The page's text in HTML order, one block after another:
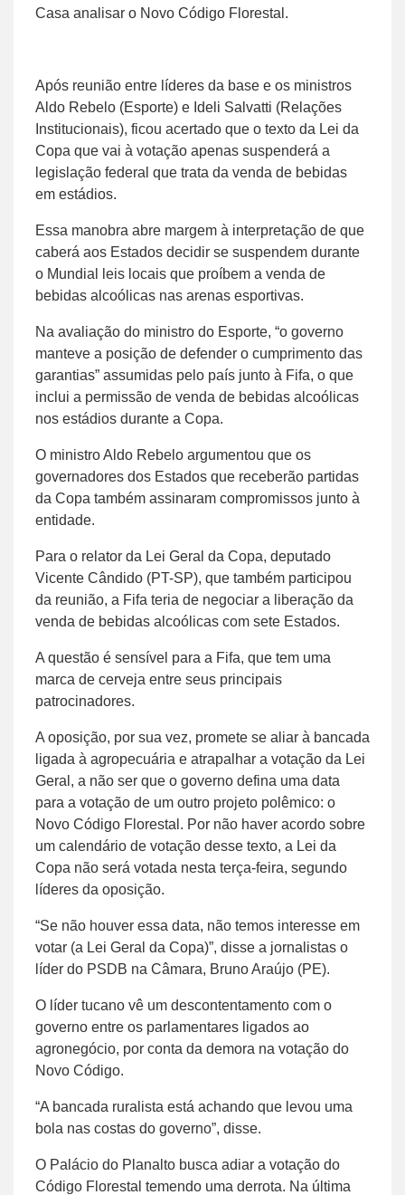
Casa analisar o Novo Código Florestal.
Após reunião entre líderes da base e os ministros
Aldo Rebelo (Esporte) e Ideli Salvatti (Relações
Institucionais), ficou acertado que o texto da Lei da
Copa que vai à votação apenas suspenderá a
legislação federal que trata da venda de bebidas
em estádios.
Essa manobra abre margem à interpretação de que
caberá aos Estados decidir se suspendem durante
o Mundial leis locais que proíbem a venda de
bebidas alcoólicas nas arenas esportivas.
Na avaliação do ministro do Esporte, “o governo
manteve a posição de defender o cumprimento das
garantias” assumidas pelo país junto à Fifa, o que
inclui a permissão de venda de bebidas alcoólicas
nos estádios durante a Copa.
O ministro Aldo Rebelo argumentou que os
governadores dos Estados que receberão partidas
da Copa também assinaram compromissos junto à
entidade.
Para o relator da Lei Geral da Copa, deputado
Vicente Cândido (PT-SP), que também participou
da reunião, a Fifa teria de negociar a liberação da
venda de bebidas alcoólicas com sete Estados.
A questão é sensível para a Fifa, que tem uma
marca de cerveja entre seus principais
patrocinadores.
A oposição, por sua vez, promete se aliar à bancada
ligada à agropecuária e atrapalhar a votação da Lei
Geral, a não ser que o governo defina uma data
para a votação de um outro projeto polêmico: o
Novo Código Florestal. Por não haver acordo sobre
um calendário de votação desse texto, a Lei da
Copa não será votada nesta terça-feira, segundo
líderes da oposição.
“Se não houver essa data, não temos interesse em
votar (a Lei Geral da Copa)”, disse a jornalistas o
líder do PSDB na Câmara, Bruno Araújo (PE).
O líder tucano vê um descontentamento com o
governo entre os parlamentares ligados ao
agronegócio, por conta da demora na votação do
Novo Código.
“A bancada ruralista está achando que levou uma
bola nas costas do governo”, disse.
O Palácio do Planalto busca adiar a votação do
Código Florestal temendo uma derrota. Na última